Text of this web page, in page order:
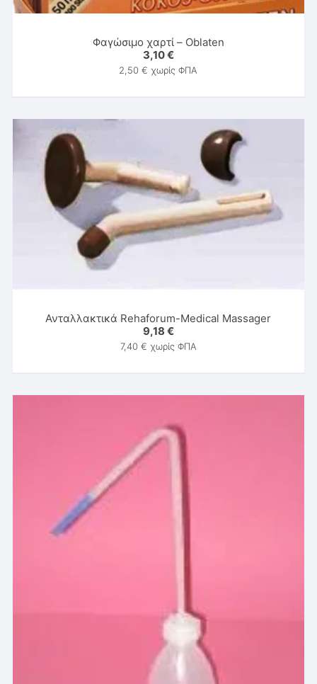
Φαγώσιμο χαρτί – Oblaten
3,10€
2,50€ χωρίς ΦΠΑ
Ανταλλακτικά Rehaforum-Medical Massager
9,18 €
7,40 € χωρίς ΦΠΑ